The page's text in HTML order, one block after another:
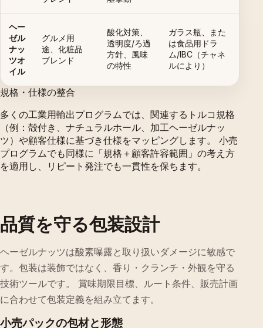
ヘー
ゼル
ナッ
ツオ
イル
グルメ用
途、化粧品
ブレンド
酸化対策、
透明度/ろ過
方針、風味
の特性
ガラス瓶、また
は食品用ドラ
ム/IBC（チャネ
ルにより）
規格・仕様の整合
多くの工業用輸出プログラムでは、関連するトルコ規格
（例：殻付き、ナチュラルホール、加工ヘーゼルナッ
ツ）や顧客仕様に基づき仕様をマッピングします。 小売
プログラムでも同様に「規格＋顧客許容範囲」の考え方
を適用し、リピート発注でも一貫性を保ちます。
品質を守る包装設計
ヘーゼルナッツは酸素曝露と取り扱いダメージに敏感で
す。包装は装飾ではなく、香り・クランチ・外観を守る
技術ツールです。 賞味期限目標、ルート条件、販売計画
に合わせて包装定義を組み立てます。
小売パックの包材と形態